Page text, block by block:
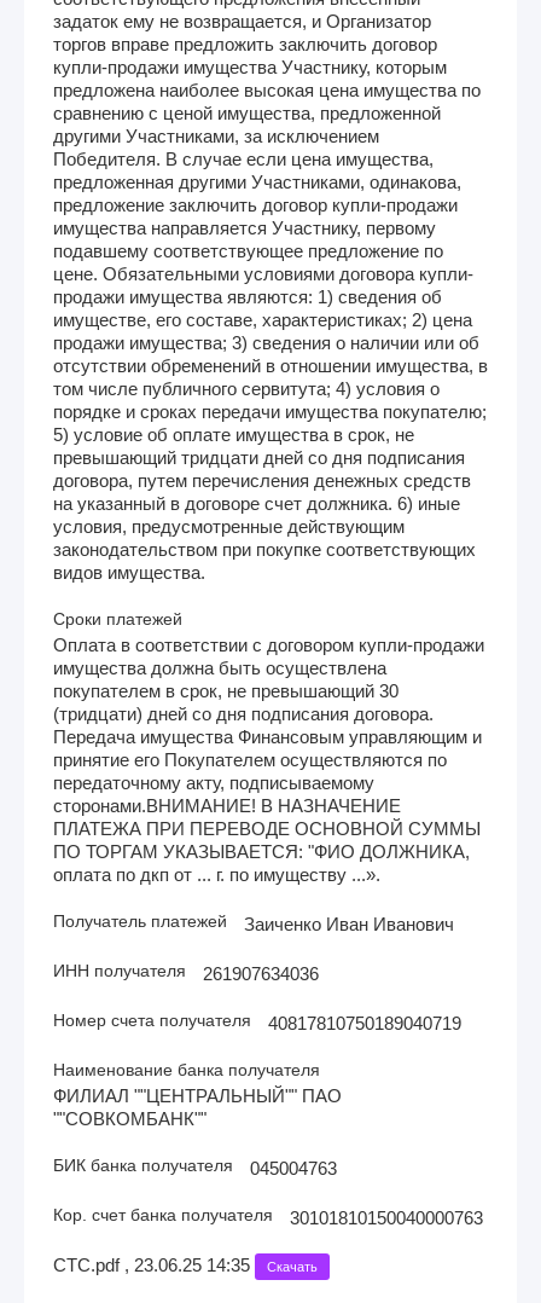
задаток ему не возвращается, и Организатор
торгов вправе предложить заключить договор
купли-продажи имущества Участнику, которым
предложена наиболее высокая цена имущества по
сравнению с ценой имущества, предложенной
другими Участниками, за исключением
Победителя. В случае если цена имущества,
предложенная другими Участниками, одинакова,
предложение заключить договор купли-продажи
имущества направляется Участнику, первому
подавшему соответствующее предложение по
цене. Обязательными условиями договора купли-
продажи имущества являются: 1) сведения об
имуществе, его составе, характеристиках; 2) цена
продажи имущества; 3) сведения о наличии или об
отсутствии обременений в отношении имущества, в
том числе публичного сервитута; 4) условия о
порядке и сроках передачи имущества покупателю;
5) условие об оплате имущества в срок, не
превышающий тридцати дней со дня подписания
договора, путем перечисления денежных средств
на указанный в договоре счет должника. 6) иные
условия, предусмотренные действующим
законодательством при покупке соответствующих
видов имущества.
Сроки платежей
Оплата в соответствии с договором купли-продажи
имущества должна быть осуществлена
покупателем в срок, не превышающий 30
(тридцати) дней со дня подписания договора.
Передача имущества Финансовым управляющим и
принятие его Покупателем осуществляются по
передаточному акту, подписываемому
сторонами.ВНИМАНИЕ! В НАЗНАЧЕНИЕ
ПЛАТЕЖА ПРИ ПЕРЕВОДЕ ОСНОВНОЙ СУММЫ
ПО ТОРГАМ УКАЗЫВАЕТСЯ: "ФИО ДОЛЖНИКА,
оплата по дкп от ... г. по имуществу ...».
Получатель платежей Заиченко Иван Иванович
ИНН получателя 261907634036
Номер счета получателя 40817810750189040719
Наименование банка получателя
ФИЛИАЛ ""ЦЕНТРАЛЬНЫЙ"" ПАО
""СОВКОМБАНК""
БИК банка получателя 045004763
Кор. счет банка получателя 30101810150040000763
СТС.pdf , 23.06.25 14:35 Скачать